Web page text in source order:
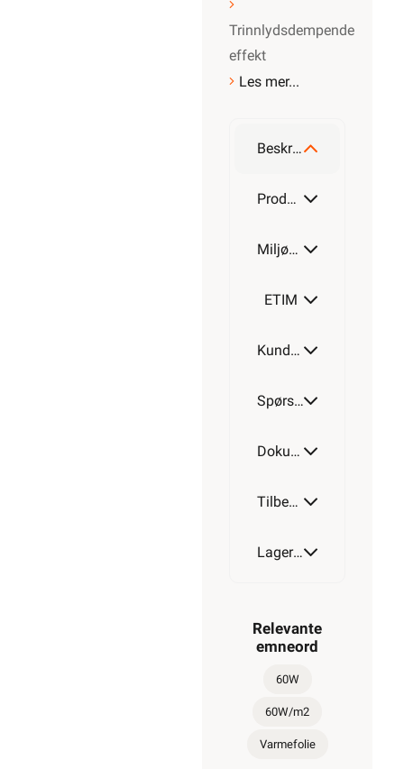
Trinnlydsdempende
effekt
Les mer...
Beskrivelse
Produktdetaljer
Miljøparametere
ETIM
Kundeomtale
Spørsmål og svar
Dokumentasjon
Tilbehør
Lagerstatus
Relevante
emneord
60W
60W/m2
Varmefolie